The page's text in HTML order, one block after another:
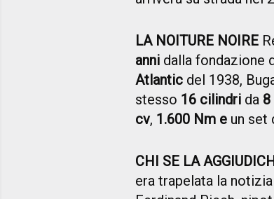
LA NOITURE NOIRE
anni dalla fondazione
Atlantic del 1938,
stesso 16 cilindri da
cv, 1.600 Nm e un set
CHI SE LA
era trapelata la